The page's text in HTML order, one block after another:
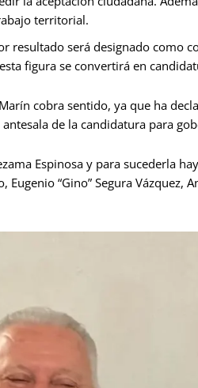
territorial.
resultado será designado como
figura se convertirá en
cobra sentido, ya que ha
antesala de la candidatura para
Espinosa y para sucederla
“Gino” Segura Vázquez,